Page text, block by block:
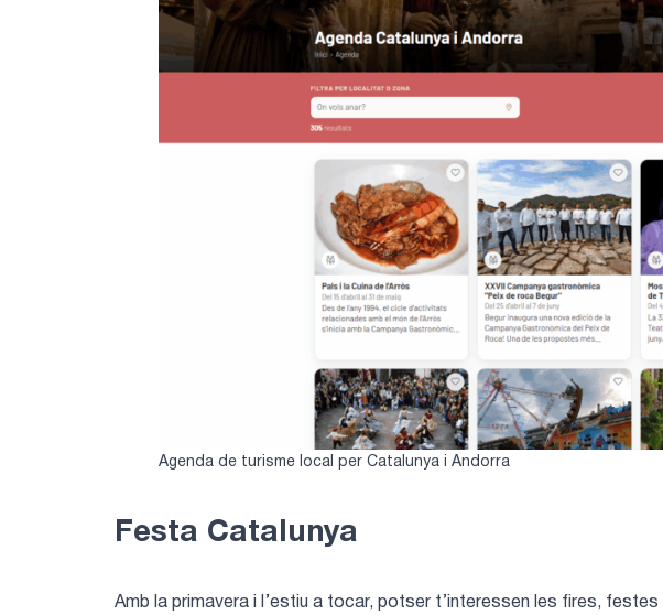
Agenda de turisme local per Catalunya i Andorra
Festa Catalunya
Amb la primavera i l’estiu a tocar, potser t’interessen les fires,